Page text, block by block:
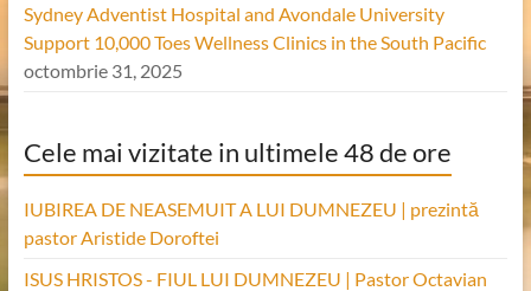
Sydney Adventist Hospital and Avondale University
Support 10,000 Toes Wellness Clinics in the South Pacific
octombrie 31, 2025
Cele mai vizitate in ultimele 48 de ore
IUBIREA DE NEASEMUIT A LUI DUMNEZEU | prezintă
pastor Aristide Doroftei
ISUS HRISTOS - FIUL LUI DUMNEZEU | Pastor Octavian